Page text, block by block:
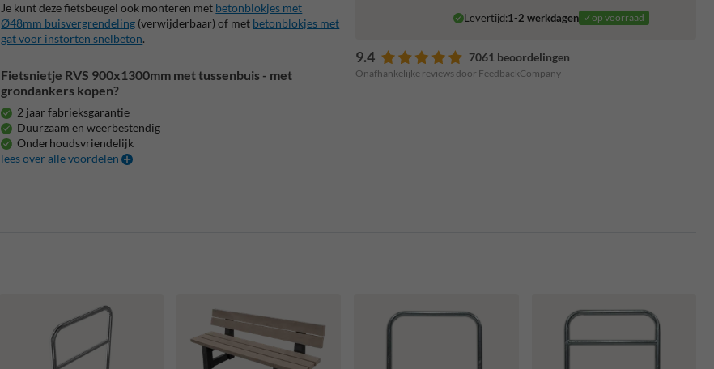
Levertijd:1-2 werkdagen ✓op voorraad
9.4 7061 beoordelingen
Onafhankelijke reviews door FeedbackCompany
Je kunt deze fietsbeugel ook monteren met betonblokjes met
Ø48mm buisvergrendeling (verwijderbaar) of met betonblokjes met
gat voor instorten snelbeton.
Fietsnietje RVS 900x1300mm met tussenbuis - met
grondankers kopen?
2 jaar fabrieksgarantie
Duurzaam en weerbestendig
Onderhoudsvriendelijk
lees over alle voordelen